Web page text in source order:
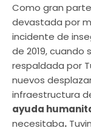
Como gran
devastada por
incidente de
de 2019, cuando
respaldada por
nuevos
infraestructura
ayuda
necesitaba.